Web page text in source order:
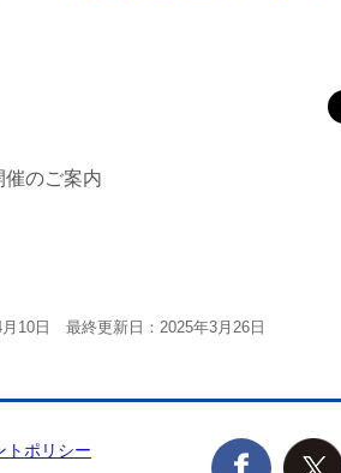
催のご案内
10日 最終更新日：2025年3月26日
トポリシー